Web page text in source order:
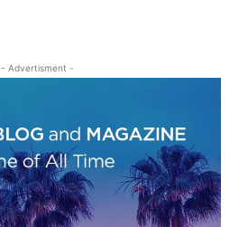
- Advertisment -